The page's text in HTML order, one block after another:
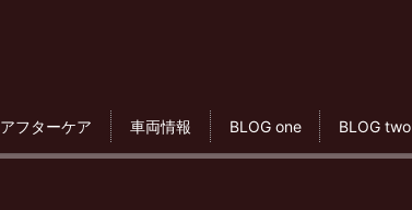
アフターケア 車両情報 BLOG one BLOG two